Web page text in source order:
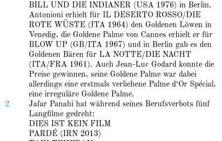
BILL UND DIE INDIANER (USA 1976) in Berlin.
Antonioni erhielt für IL DESERTO ROSSO/DIE
ROTE WÜSTE (ITA 1964) den Goldenen Löwen in
Venedig, die Goldene Palme von Cannes erhielt er für
BLOW UP (GB/ITA 1967) und in Berlin gab es den
Goldenen Bären für LA NOTTE/DIE NACHT
(ITA/FRA 1961). Auch Jean-Luc Godard konnte die
Preise gewinnen, seine Goldene Palme war dabei
allerdings eine erstmals verliehene Palme d‘Or Spécial,
eine irreguläre Goldene Palme.
2
Jafar Panahi hat während seines Berufsverbots fünf
Langfilme gedreht:
DIES IST KEIN FILM
PARDÉ (IRN 2013)